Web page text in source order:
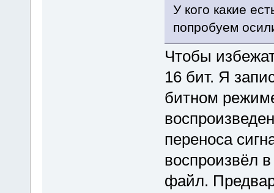
У кого какие
попробуем
Чтобы
16 бит. Я
битном
переноса
воспроизвёл
файл.